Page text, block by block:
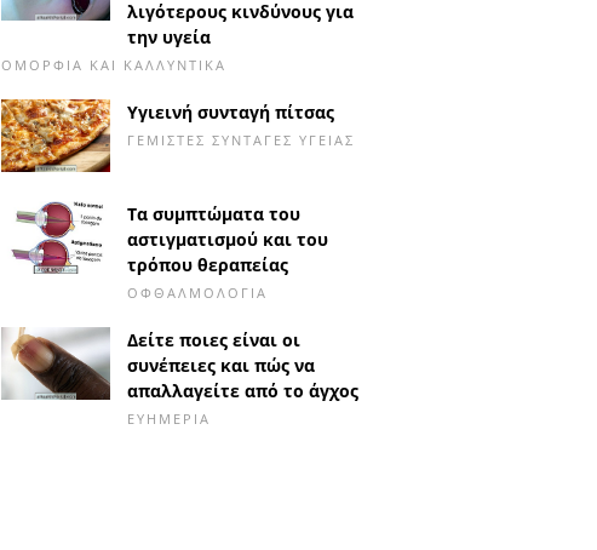
λιγότερους κινδύνους για
την υγεία
ΟΜΟΡΦΙΆ ΚΑΙ ΚΑΛΛΥΝΤΙΚΆ
Υγιεινή συνταγή πίτσας
ΓΕΜΙΣΤΈΣ ΣΥΝΤΑΓΈΣ ΥΓΕΊΑΣ
Τα συμπτώματα του
αστιγματισμού και του
τρόπου θεραπείας
ΟΦΘΑΛΜΟΛΟΓΊΑ
Δείτε ποιες είναι οι
συνέπειες και πώς να
απαλλαγείτε από το άγχος
ΕΥΗΜΕΡΊΑ